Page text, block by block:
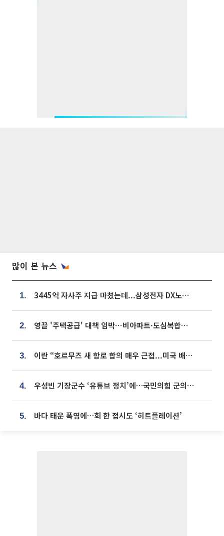
많이 본 뉴스
1. 3445억 자사주 지급 마쳤는데...삼성전자 DX노조, 뒤늦은 '떼쓰기 집회'
2. 영끌 '주택공급' 대책 임박⋯비아파트·도심복합까지 총동원
3. 이란 “호르무즈 새 항로 합의 매우 근접...미국 배상 먼저”
4. 우성빈 기장군수 ‘유튜브 정치’에…국민의힘 군의원들 집단 반발
5. 바다 태운 폭염에…회 한 접시도 ‘히트플레이션’